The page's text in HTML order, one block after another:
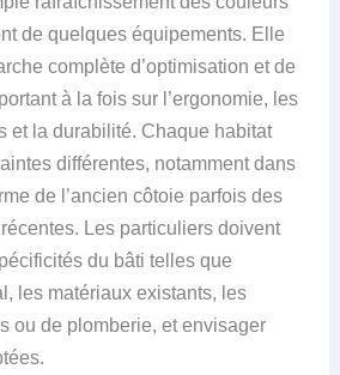
de quelques équipements. Elle
complète d’optimisation et de
à la fois sur l’ergonomie, les
et la durabilité. Chaque habitat
différentes, notamment dans
de l’ancien côtoie parfois des
Les particuliers doivent
du bâti telles que
les matériaux existants, les
ou de plomberie, et envisager